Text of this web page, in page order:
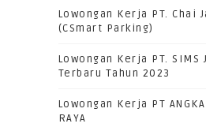
Lowongan Kerja PT. Chai
(CSmart Parking)
Lowongan Kerja PT. SIMS
Terbaru Tahun 2023
Lowongan Kerja PT ANGKA
RAYA